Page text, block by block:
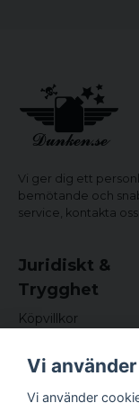
Vi ger dig ett
bemötande och
service, kontakta oss!
Juridiskt &
Trygghet
Köpvillkor
Om cookies
Vi
Vi använder